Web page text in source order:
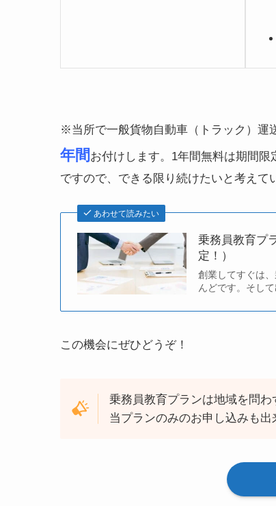
※当所で一般貨物自動車（トラック）運
年間 お付けします。1年間無料は期間
ですので、できる限り続けたいと考えて
あわせて読みたい
乗務員教育プ
定！）
創業してすぐは
んどです。そし
この機会にぜひどうぞ！
乗務員教育プランは地域を問わ
当プランのみのお申し込みも出